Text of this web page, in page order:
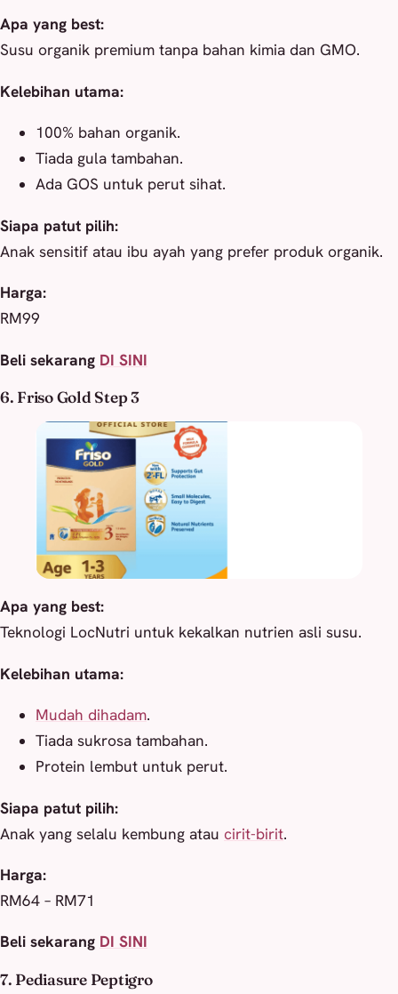
Apa yang best:
Susu organik premium tanpa bahan kimia dan GMO.
Kelebihan utama:
100% bahan organik.
Tiada gula tambahan.
Ada GOS untuk perut sihat.
Siapa patut pilih:
Anak sensitif atau ibu ayah yang prefer produk organik.
Harga:
RM99
Beli sekarang DI SINI
6. Friso Gold Step 3
Apa yang best:
Teknologi LocNutri untuk kekalkan nutrien asli susu.
Kelebihan utama:
Mudah dihadam.
Tiada sukrosa tambahan.
Protein lembut untuk perut.
Siapa patut pilih:
Anak yang selalu kembung atau cirit-birit.
Harga:
RM64 – RM71
Beli sekarang DI SINI
7. Pediasure Peptigro